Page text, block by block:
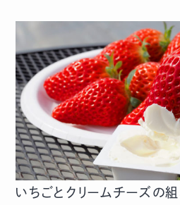
いちごとクリームチーズの